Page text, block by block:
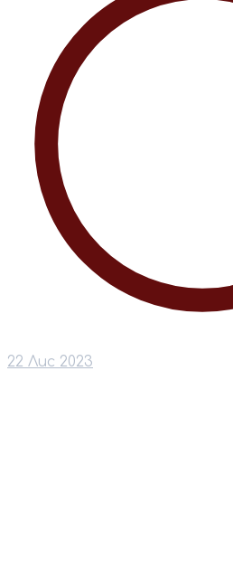
22 Лис 2023